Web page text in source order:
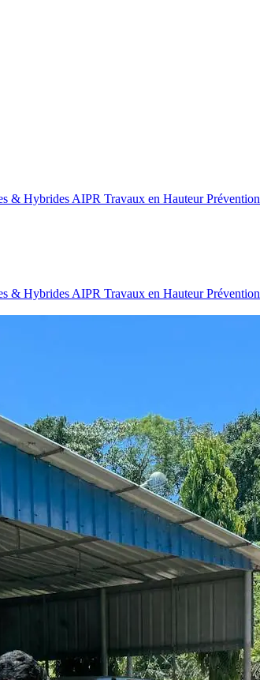
& Hybrides AIPR Travaux en Hauteur
& Hybrides AIPR Travaux en Hauteur